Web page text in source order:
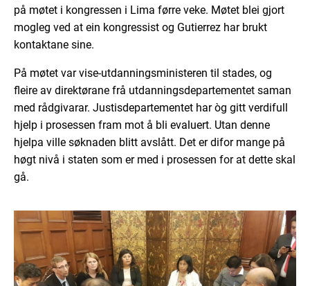
på møtet i kongressen i Lima førre veke. Møtet blei gjort
mogleg ved at ein kongressist og Gutierrez har brukt
kontaktane sine.
På møtet var vise-utdanningsministeren til stades, og
fleire av direktørane frå utdanningsdepartementet saman
med rådgivarar. Justisdepartementet har òg gitt verdifull
hjelp i prosessen fram mot å bli evaluert. Utan denne
hjelpa ville søknaden blitt avslått. Det er difor mange på
høgt nivå i staten som er med i prosessen for at dette skal
gå.